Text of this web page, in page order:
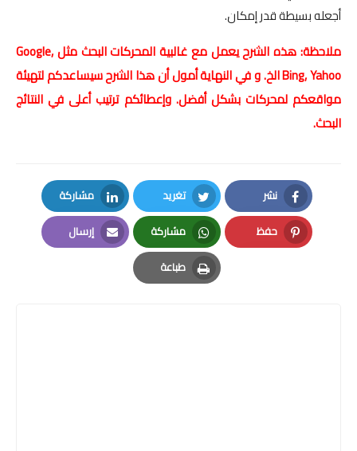
أجعله بسيطة قدر إمكان.
ملاحظة: هذه الشرح يعمل مع غالبية المحركات البحث مثل Google,
Bing, Yahoo الخ. و في النهاية أمول أن هذا الشرح سيساعدكم لتهيئة
مواقعكم لمحركات بشكل أفضل. وإعطائكم ترتيب أعلى في النتائج
البحث.
نشر
Facebook
تغريد
Twitter
مشاركة
LinkedIn
حفظ
Pinterest
مشاركة
Whatsapp
إرسال
Email
طباعة
Print